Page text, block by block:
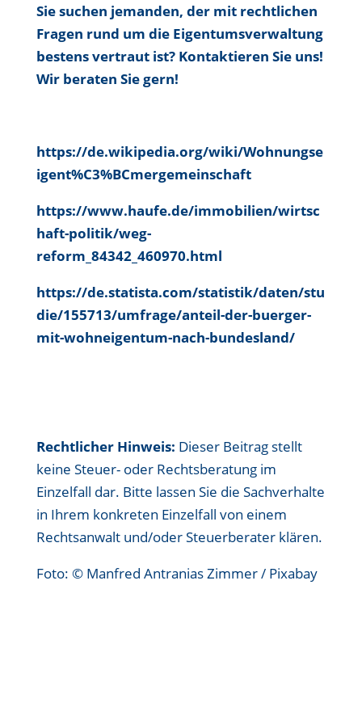
Sie suchen jemanden, der mit rechtlichen
Fragen rund um die Eigentumsverwaltung
bestens vertraut ist? Kontaktieren Sie uns!
Wir beraten Sie gern!
https://de.wikipedia.org/wiki/Wohnungse
igent%C3%BCmergemeinschaft
https://www.haufe.de/immobilien/wirtsc
haft-politik/weg-
reform_84342_460970.html
https://de.statista.com/statistik/daten/stu
die/155713/umfrage/anteil-der-buerger-
mit-wohneigentum-nach-bundesland/
Rechtlicher Hinweis: Dieser Beitrag stellt
keine Steuer- oder Rechtsberatung im
Einzelfall dar. Bitte lassen Sie die Sachverhalte
in Ihrem konkreten Einzelfall von einem
Rechtsanwalt und/oder Steuerberater klären.
Foto: © Manfred Antranias Zimmer / Pixabay